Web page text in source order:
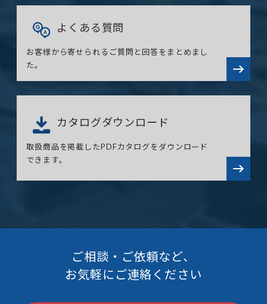
よくある質問
お客様から寄せられるご質問と回答をまとめまし
た。
カタログダウンロード
取扱商品を掲載したPDFカタログをダウンロード
できます。
ご相談・ご依頼など、
お気軽にご連絡ください